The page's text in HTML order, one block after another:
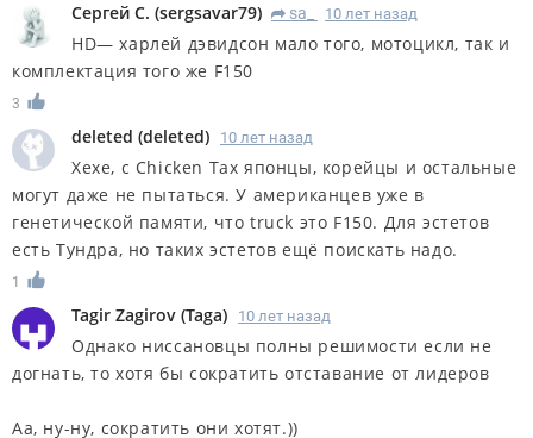
Сергей С. (sergsavar79) R sa_ 10 лет назад
HD— харлей дэвидсон мало того, мотоцикл, так и
комплектация того же F150
3
deleted (deleted) 10 лет назад
Хехе, с Chicken Tax японцы, корейцы и остальные
могут даже не пытаться. У американцев уже в
генетической памяти, что truck это F150. Для эстетов
есть Тундра, но таких эстетов ещё поискать надо.
1
Tagir Zagirov (Taga) 10 лет назад
Однако ниссановцы полны решимости если не
догнать, то хотя бы сократить отставание от лидеров
Аа, ну-ну, сократить они хотят.))